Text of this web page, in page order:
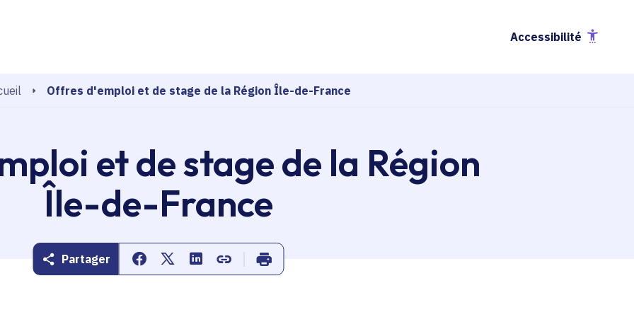
Accessibilité
Offres d'emploi et de stage de la Région Île-de-France
et de stage de la Région
Île-de-France
Partager Partager sur Facebook
Partager sur Twitter
Partager sur Linkedin
Copier dans le presse-papier
Imprimer